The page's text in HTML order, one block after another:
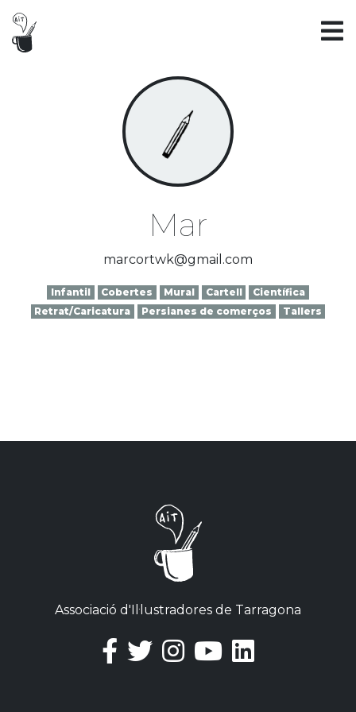
Mar
marcortwk@gmail.com
Infantil Cobertes Mural Cartell
Científica
Retrat/Caricatura
Persianes de comerços Tallers
Associació d'Il·lustradores de Tarragona